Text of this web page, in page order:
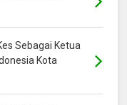
Sebagai Ketua
Kota